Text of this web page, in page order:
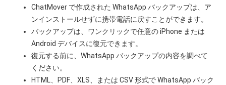
ChatMover で作成された WhatsApp バックアップは、ア
ンインストールせずに携帯電話に戻すことができます。
バックアップは、ワンクリックで任意の iPhone または
Android デバイスに復元できます。
復元する前に、WhatsApp バックアップの内容を調べて
ください。
HTML、PDF、XLS、または CSV 形式で WhatsApp バック